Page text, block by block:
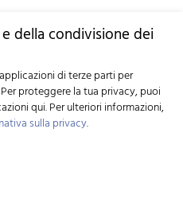
della condivisione dei
di terze parti per
proteggere la tua privacy, puoi
qui.Per ulteriori informazioni,
sulla privacy.